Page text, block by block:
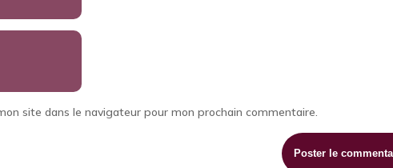
site dans le navigateur pour mon prochain commentaire.